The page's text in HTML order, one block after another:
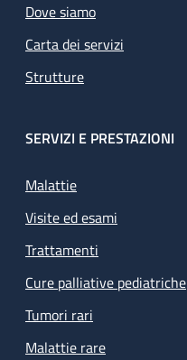
Dove siamo
Carta dei servizi
Strutture
SERVIZI E PRESTAZIONI
Malattie
Visite ed esami
Trattamenti
Cure palliative pediatriche
Tumori rari
Malattie rare